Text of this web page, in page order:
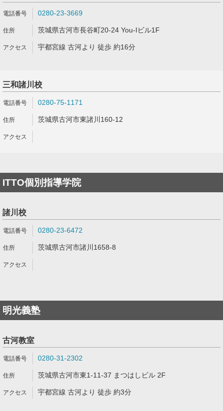
0280-23-3669
茨城県古河市長谷町20-24 You-Iビル1F
宇都宮線 古河より 徒歩 約16分
三和諸川校
0280-75-1171
茨城県古河市東諸川160-12
ITTO個別指導学院
諸川校
0280-23-6472
茨城県古河市諸川1658-8
明光義塾
古河教室
0280-31-2302
茨城県古河市東1-11-37 まつはしビル 2F
宇都宮線 古河より 徒歩 約3分